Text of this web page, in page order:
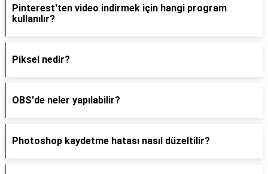
Pinterest'ten video indirmek için hangi program
kullanılır?
Piksel nedir?
OBS'de neler yapılabilir?
Photoshop kaydetme hatası nasıl düzeltilir?